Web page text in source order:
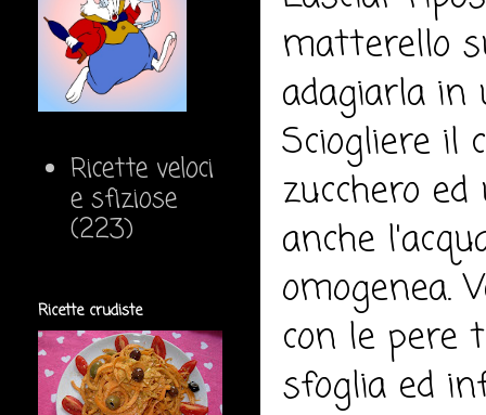
matterello
adagiarla
Sciogliere il
zucchero
anche
omogenea.
con le pere
sfoglia ed
Ricette veloci
e sfiziose
(223)
Ricette crudiste